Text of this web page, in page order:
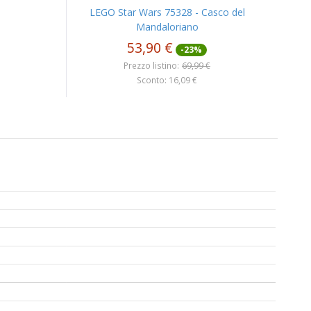
LEGO Star Wars 75328 - Casco del
Mandaloriano
53,90 € -23%
Prezzo listino: 69,99 €
Sconto: 16,09 €